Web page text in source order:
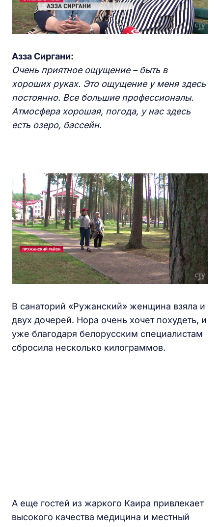
Азза Сиргани:
Очень приятное ощущение – быть в
хороших руках. Это ощущение у меня здесь
постоянно. Все большие профессионалы.
Атмосфера хорошая, погода, у нас здесь
есть озеро, бассейн.
В санаторий «Ружанский» женщина взяла и
двух дочерей. Нора очень хочет похудеть, и
уже благодаря белорусским специалистам
сбросила несколько килограммов.
А еще гостей из жаркого Каира привлекает
высокого качества медицина и местный